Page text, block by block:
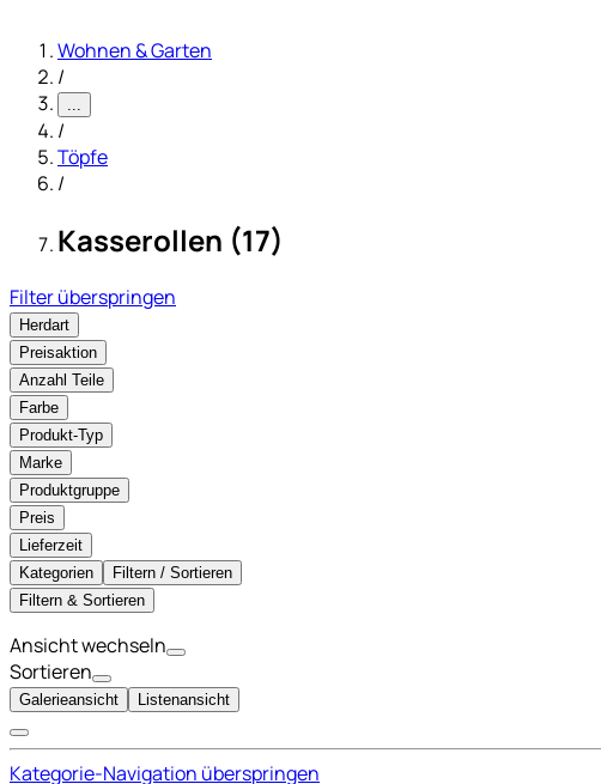
Wohnen & Garten
/
...
/
Töpfe
/
Kasserollen (17)
Filter überspringen
Herdart
Preisaktion
Anzahl Teile
Farbe
Produkt-Typ
Marke
Produktgruppe
Preis
Lieferzeit
Kategorien
Filtern / Sortieren
Filtern & Sortieren
Ansicht wechseln
Sortieren
Galerieansicht Listenansicht
Kategorie-Navigation überspringen